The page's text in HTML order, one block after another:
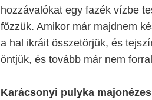
hozzávalókat egy fazék vízbe
főzzük. Amikor már majdnem
a hal ikráit összetörjük, és
öntjük, és tovább már nem
Karácsonyi pulyka majonézes